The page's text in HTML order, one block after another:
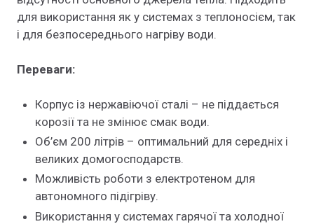
для використання як у системах з теплоносієм, так
і для безпосереднього нагріву води.
Переваги:
Корпус із нержавіючої сталі – не піддається
корозії та не змінює смак води.
Об’єм 200 літрів – оптимальний для середніх і
великих домогосподарств.
Можливість роботи з електротеном для
автономного підігріву.
Використання у системах гарячої та холодної